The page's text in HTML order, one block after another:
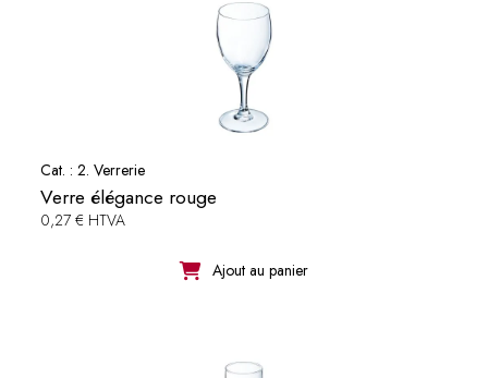
Cat. : 2. Verrerie
Verre élégance rouge
0,27 € HTVA
Ajout au panier